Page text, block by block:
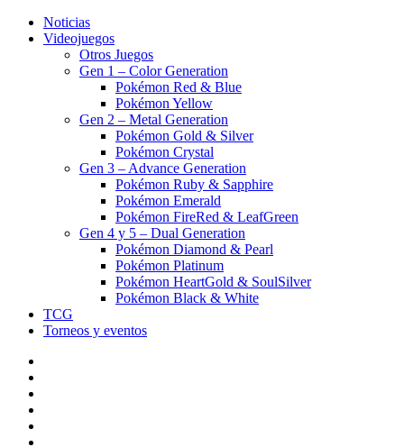
Noticias
Videojuegos
Otros Juegos
Gen 1 – Color Generation
Pokémon Red & Blue
Pokémon Yellow
Gen 2 – Metal Generation
Pokémon Gold & Silver
Pokémon Crystal
Gen 3 – Advance Generation
Pokémon Ruby & Sapphire
Pokémon Emerald
Pokémon FireRed & LeafGreen
Gen 4 y 5 – Dual Generation
Pokémon Diamond & Pearl
Pokémon Platinum
Pokémon HeartGold & SoulSilver
Pokémon Black & White
TCG
Torneos y eventos